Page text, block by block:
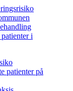
i
patienter på